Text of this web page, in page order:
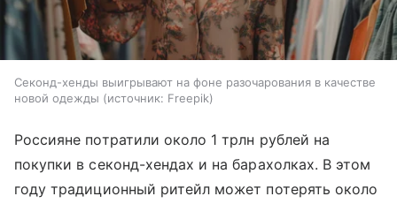
Секонд-хенды выигрывают на фоне разочарования в качестве
новой одежды
источник: Freepik
Россияне потратили около 1 трлн рублей на
покупки в секонд-хендах и на барахолках. В этом
году традиционный ритейл может потерять около